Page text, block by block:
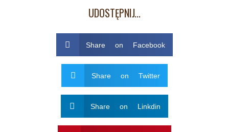
UDOSTĘPNIJ...
Share on Facebook
Share on Twitter
Share on Linkdin